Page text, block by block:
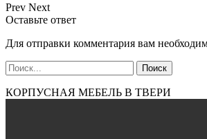
Prev Next
Оставьте ответ
Для отправки комментария вам
КОРПУСНАЯ МЕБЕЛЬ В ТВЕРИ